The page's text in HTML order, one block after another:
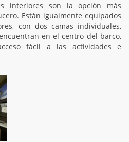
interiores son la opción más
Están igualmente equipados
con dos camas individuales,
en el centro del barco,
fácil a las actividades e